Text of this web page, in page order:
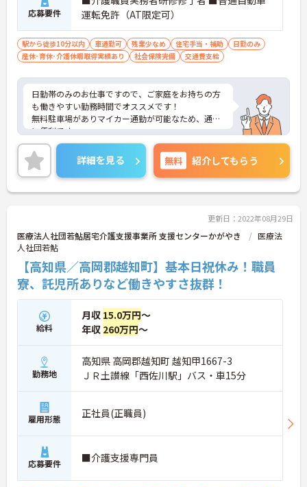
応募要件
運転免許（AT限定可）
駅から徒歩10分以内 車通勤可 残業少なめ 住宅手当・補助
日勤のみ
産休･育休･介護休暇取得実績あり
社会保険完備 交通費支給
日勤帯のみのお仕事ですので、ご家庭をお持ちの方
も働きやすい勤務時間でオススメです！
無料駐車場がありマイカー通勤が可能なため、通勤
に便利です。
ご興味ある方には、面接対策ポイントなど、さらに
詳細をお話しいたしますのでお気軽にご相談くださ
い。
詳細を見る 無料 紹介してもらう
更新日：2022年08月29日
医療法人社団若鮎居宅介護支援事業所 支援センターかがやき
医療法
人社団若鮎
【高知県／高岡郡越知町】基本日祝休み！職員
寮、託児所ありなど働きやすさ抜群！
給料
月収 15.0万円～
年収 260万円～
勤務地
高知県 高岡郡越知町 越知甲1667-3
ＪＲ土讃線「西佐川駅」バス・車15分
雇用形態 正社員(正職員)
応募要件 ■介護支援専門員